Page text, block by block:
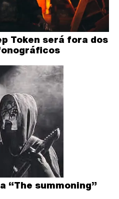
Token será fora dos
“The summoning”